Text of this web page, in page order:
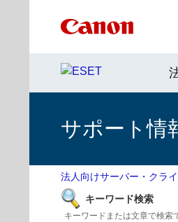
サポート情
法人向けサーバー・クラ
キーワード検索
キーワードまたは文章で検索